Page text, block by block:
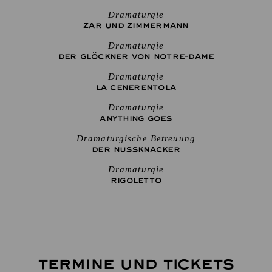
Dramaturgie
ZAR UND ZIMMERMANN
Dramaturgie
DER GLÖCKNER­ VON NOTRE-DAME
Dramaturgie
LA CENE­RENTOLA
Dramaturgie
ANYTHING GOES
Dramaturgische Betreuung
DER NUSSKNACKER
Dramaturgie
RIGO­LETTO
TERMINE UND TICKETS